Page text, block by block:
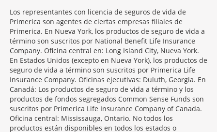
Los representantes con licencia de seguros de vida de
Primerica son agentes de ciertas empresas filiales de
Primerica. En Nueva York, los productos de seguro de vida a
término son suscritos por National Benefit Life Insurance
Company. Oficina central en: Long Island City, Nueva York.
En Estados Unidos (excepto en Nueva York), los productos de
seguro de vida a término son suscritos por Primerica Life
Insurance Company. Oficinas ejecutivas: Duluth, Georgia. En
Canadá: Los productos de seguro de vida a término y los
productos de fondos segregados Common Sense Funds son
suscritos por Primerica Life Insurance Company of Canada.
Oficina central: Mississauga, Ontario. No todos los
productos están disponibles en todos los estados o